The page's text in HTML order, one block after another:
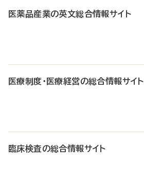
医薬品産業の英文総合情報サイト
医療制度・医療経営の総合情報サイト
臨床検査の総合情報サイト